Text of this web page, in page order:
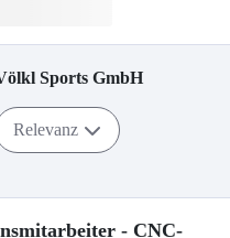
Sports GmbH
Relevanz
- CNC-